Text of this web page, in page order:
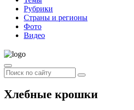
Рубрики
Страны и регионы
Фото
Видео
Хлебные крошки